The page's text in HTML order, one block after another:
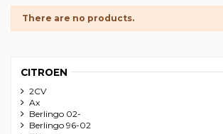
There are no products.
CITROEN
2CV
Ax
Berlingo 02-
Berlingo 96-02